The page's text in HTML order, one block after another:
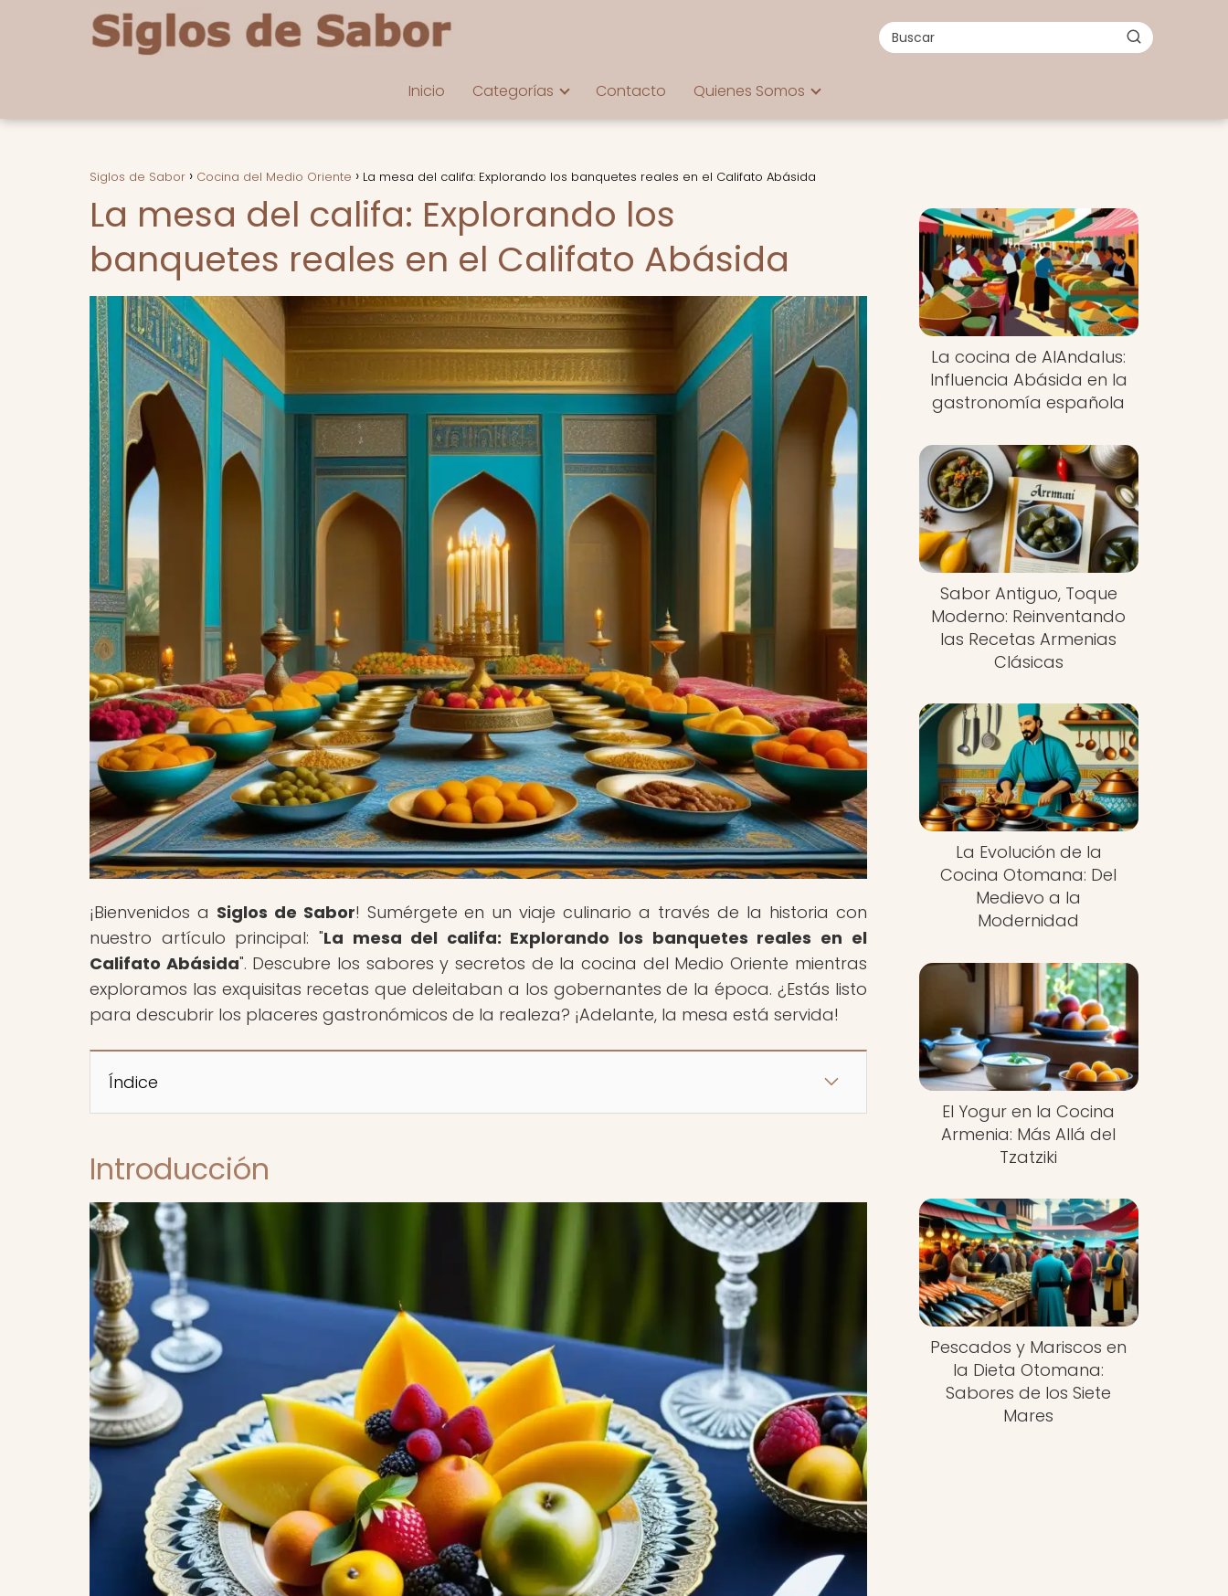
Inicio Categorías Contacto Quienes Somos
Siglos de Sabor Cocina del Medio Oriente La mesa del califa: Explorando los banquetes reales en el Califato Abásida
La mesa del califa: Explorando los
banquetes reales en el Califato Abásida
¡Bienvenidos a Siglos de Sabor! Sumérgete en un viaje culinario a través de la historia con
nuestro artículo principal: "La mesa del califa: Explorando los banquetes reales en el
Califato Abásida". Descubre los sabores y secretos de la cocina del Medio Oriente mientras
exploramos las exquisitas recetas que deleitaban a los gobernantes de la época. ¿Estás listo
para descubrir los placeres gastronómicos de la realeza? ¡Adelante, la mesa está servida!
Índice
Introducción
La cocina de AlAndalus:
Influencia Abásida en la
gastronomía española
Sabor Antiguo, Toque
Moderno: Reinventando
las Recetas Armenias
Clásicas
La Evolución de la
Cocina Otomana: Del
Medievo a la
Modernidad
El Yogur en la Cocina
Armenia: Más Allá del
Tzatziki
Pescados y Mariscos en
la Dieta Otomana:
Sabores de los Siete
Mares